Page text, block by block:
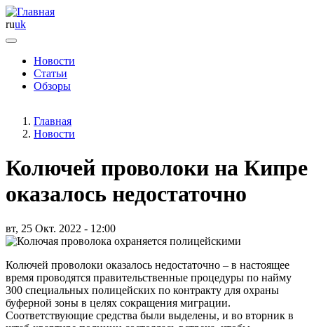
ruuk
Основная
навигация
Новости
Статьи
Обзоры
Главная
Новости
Колючей проволоки на Кипре
оказалось недостаточно
вт, 25 Окт. 2022 - 12:00
Колючей проволоки оказалось недостаточно – в настоящее
время проводятся правительственные процедуры по найму
300 специальных полицейских по контракту для охраны
буферной зоны в целях сокращения миграции.
Соответствующие средства были выделены, и во вторник в